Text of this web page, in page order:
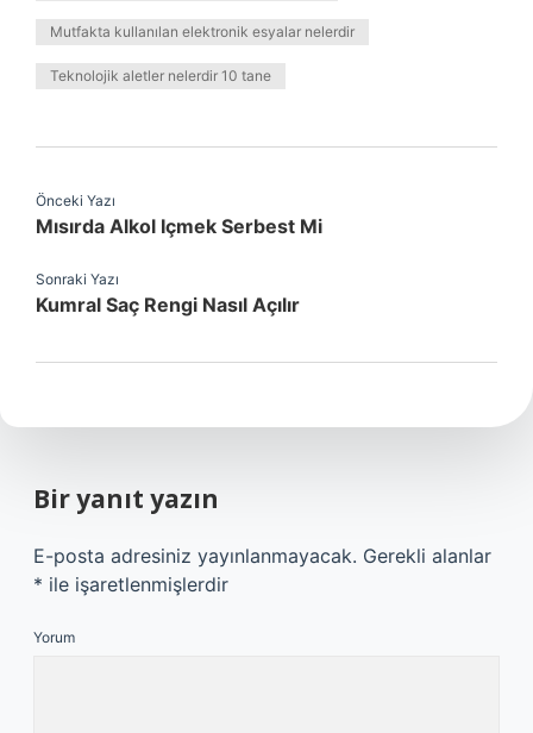
Mutfakta kullanılan elektronik esyalar nelerdir
Teknolojik aletler nelerdir 10 tane
Önceki Yazı
Mısırda Alkol Içmek Serbest Mi
Sonraki Yazı
Kumral Saç Rengi Nasıl Açılır
Bir yanıt yazın
E-posta adresiniz yayınlanmayacak. Gerekli alanlar
* ile işaretlenmişlerdir
Yorum